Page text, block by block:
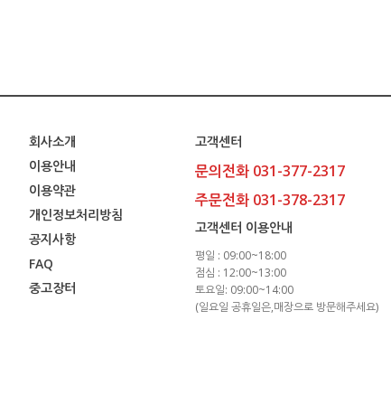
회사소개
이용안내
이용약관
개인정보처리방침
공지사항
FAQ
중고장터
고객센터
문의전화 031-377-2317
주문전화 031-378-2317
고객센터 이용안내
평일 : 09:00~18:00
점심 : 12:00~13:00
토요일: 09:00~14:00
(일요일 공휴일은,매장으로 방문해주세요)